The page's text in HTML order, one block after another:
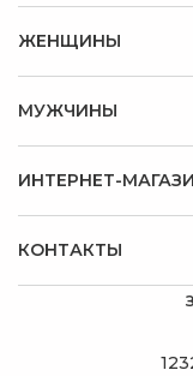
ЖЕНЩИНЫ
МУЖЧИНЫ
ИНТЕРНЕТ-
КОНТАКТЫ